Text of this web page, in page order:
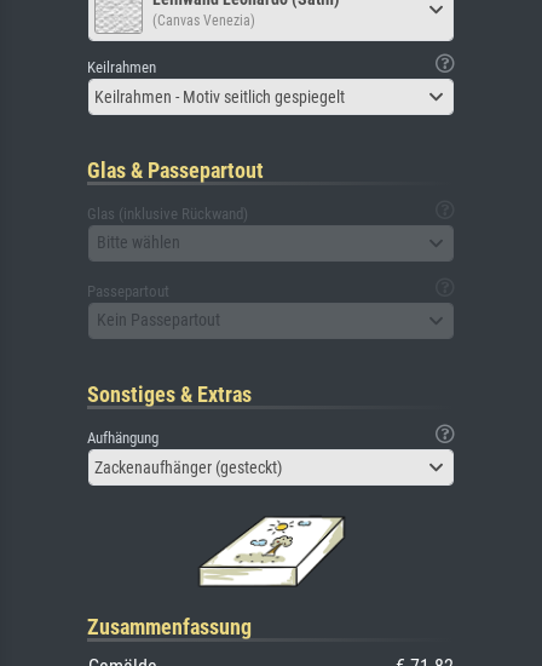
(Canvas Venezia)
Keilrahmen
Keilrahmen - Motiv seitlich gespiegelt
Glas & Passepartout
Glas (inklusive Rückwand)
Bitte wählen
Passepartout
Kein Passepartout
Sonstiges & Extras
Aufhängung
Zackenaufhänger (gesteckt)
Zusammenfassung